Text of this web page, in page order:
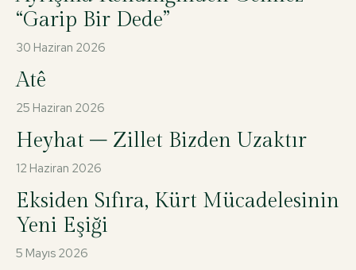
“Garip Bir Dede”
30 Haziran 2026
Atê
25 Haziran 2026
Heyhat – Zillet Bizden Uzaktır
12 Haziran 2026
Eksiden Sıfıra, Kürt Mücadelesinin
Yeni Eşiği
5 Mayıs 2026